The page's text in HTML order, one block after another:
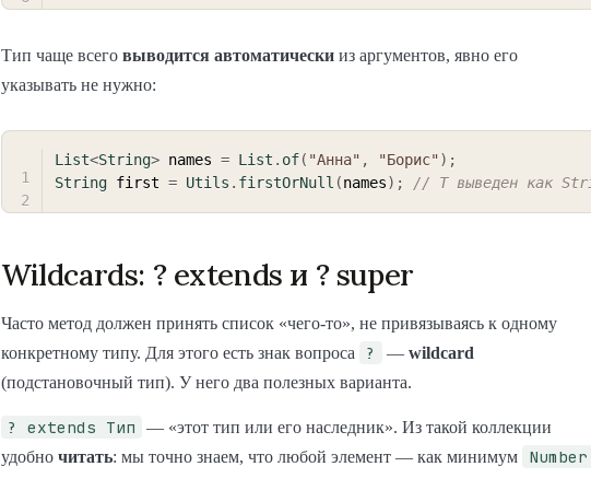
Тип чаще всего выводится автоматически из аргументов, явно его
указывать не нужно:
List<String> names = List . of( "Анна" , "Борис") ;
String first = Utils . firstOrNull (names) ; // T выведен как
Wildcards: ? extends и ? super
Часто метод должен принять список «чего-то», не привязываясь к одному
конкретному типу. Для этого есть знак вопроса
? — wildcard
(подстановочный тип). У него два полезных варианта.
? extends Тип
— «этот тип или его наследник». Из такой коллекции
удобно читать: мы точно знаем, что любой элемент — как минимум Number